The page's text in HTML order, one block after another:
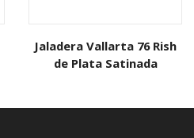
Jaladera Vallarta 76 Rish
de Plata Satinada